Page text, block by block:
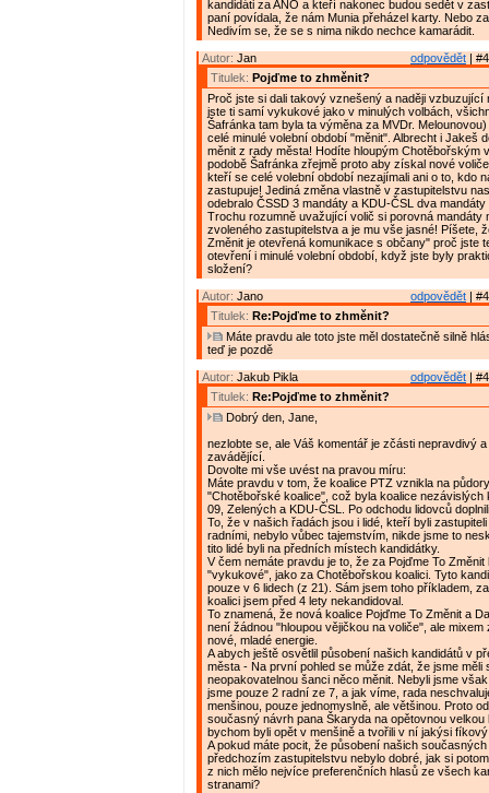
kandidáti za ANO a kteří nakonec budou sedět v
paní povídala, že nám Munia přeházel karty. Nebo
Nedivím se, že se s nima nikdo nechce kamarádit.
odpovědět |
Autor: Jan
Titulek: Pojďme to zhměnit?
Proč jste si dali takový vznešený a naději vzbuzující
jste ti samí vykukové jako v minulých volbách,
Šafránka tam byla ta výměna za MVDr.
celé minulé volební období "měnit". Albrecht i Jakeš
měnit z rady města! Hodíte hloupým Chotěbořským
podobě Šafránka zřejmě proto aby získal nové
kteří se celé volební období nezajímali ani o to, kdo
zastupuje! Jediná změna vlastně v zastupitelstvu
odebralo ČSSD 3 mandáty a KDU-ČSL dva mandáty
Trochu rozumně uvažující volič si porovná mandáty
zvoleného zastupitelstva a je mu vše jasné! Píšete,
Změnit je otevřená komunikace s občany" proč jste
otevření i minulé volební období, když jste byly
složení?
odpovědět |
Autor: Jano
Titulek: Re:Pojďme to zhměnit?
Máte pravdu ale toto jste měl dostatečně silně
teď je pozdě
odpovědět |
Autor: Jakub Pikla
Titulek: Re:Pojďme to zhměnit?
Dobrý den, Jane,
nezlobte se, ale Váš komentář je zčásti nepravdivý
zavádějící.
Dovolte mi vše uvést na pravou míru:
Máte pravdu v tom, že koalice PTZ vznikla na
"Chotěbořské koalice", což byla koalice nezávislých
09, Zelených a KDU-ČSL. Po odchodu lidovců
To, že v našich řadách jsou i lidé, kteří byli
radními, nebylo vůbec tajemstvím, nikde jsme to
tito lidé byli na předních místech kandidátky.
V čem nemáte pravdu je to, že za Pojďme To Změnit
"vykukové", jako za Chotěbořskou koalici. Tyto
pouze v 6 lidech (z 21). Sám jsem toho příkladem,
koalici jsem před 4 lety nekandidoval.
To znamená, že nová koalice Pojďme To Změnit a
není žádnou "hloupou vějičkou na voliče", ale mixem
nové, mladé energie.
A abych ještě osvětlil působení našich kandidátů v
města - Na první pohled se může zdát, že jsme měli
neopakovatelnou šanci něco měnit. Nebyli jsme
jsme pouze 2 radní ze 7, a jak víme, rada
menšinou, pouze jednomyslně, ale většinou. Proto
současný návrh pana Škaryda na opětovnou velkou
bychom byli opět v menšině a tvořili v ní jakýsi
A pokud máte pocit, že působení našich
předchozím zastupitelstvu nebylo dobré, jak si
z nich mělo nejvíce preferenčních hlasů ze všech
stranami?